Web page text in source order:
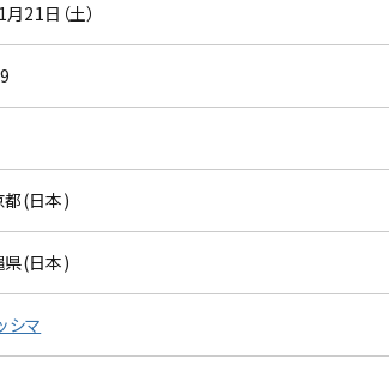
21日（土）
都(日本)
県(日本)
シマ